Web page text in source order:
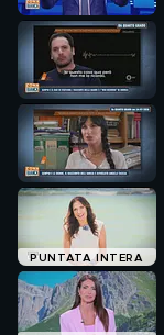
PUNTATA INTERA